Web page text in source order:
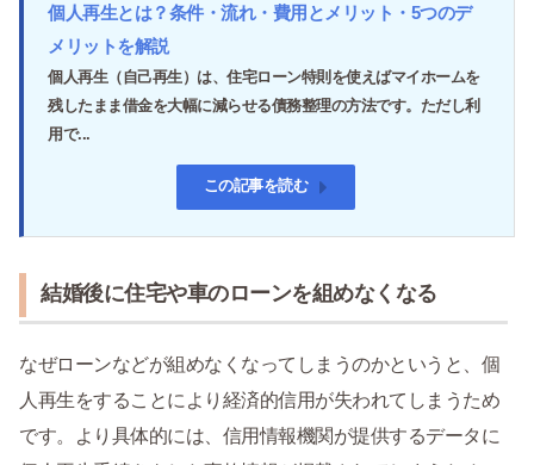
個人再生とは？条件・流れ・費用とメリット・5つのデ
メリットを解説
個人再生（自己再生）は、住宅ローン特則を使えばマイホームを
残したまま借金を大幅に減らせる債務整理の方法です。ただし利
用で...
この記事を読む
結婚後に住宅や車のローンを組めなくなる
なぜローンなどが組めなくなってしまうのかというと、個
人再生をすることにより経済的信用が失われてしまうため
です。より具体的には、信用情報機関が提供するデータに